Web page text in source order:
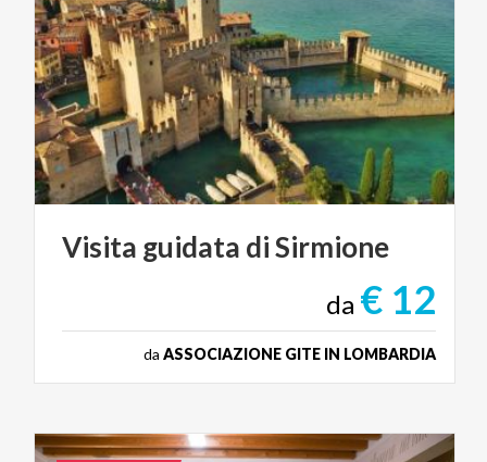
Visita guidata diSirmione
da € 12
da ASSOCIAZIONE GITE IN LOMBARDIA